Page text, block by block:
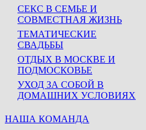
СЕКС В СЕМЬЕ И
СОВМЕСТНАЯ ЖИЗНЬ
ТЕМАТИЧЕСКИЕ
СВАДЬБЫ
ОТДЫХ В МОСКВЕ И
ПОДМОСКОВЬЕ
УХОД ЗА СОБОЙ В
ДОМАШНИХ УСЛОВИЯХ
НАША КОМАНДА